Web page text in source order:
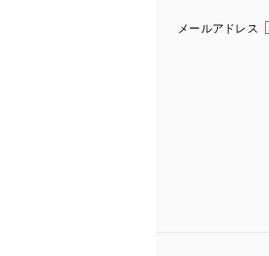
メールアドレス